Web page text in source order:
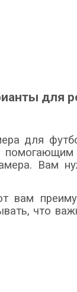
для
для
Вам
что